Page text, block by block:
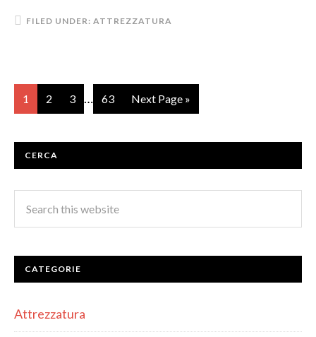
FILED UNDER: ATTREZZATURA
1 2 3 … 63 Next Page »
CERCA
CATEGORIE
Attrezzatura